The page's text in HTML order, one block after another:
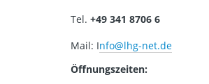
Tel.+49 341 8706 6
Mail: Info@lhg-net.de
Öffnungszeiten: